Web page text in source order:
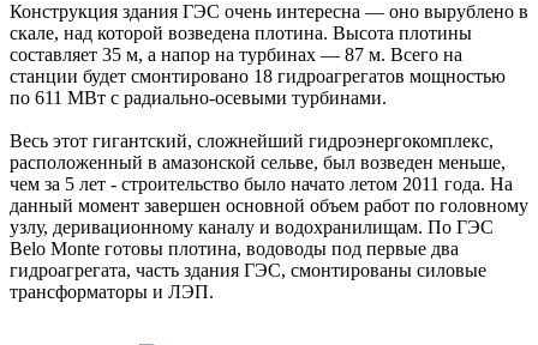
Конструкция здания ГЭС очень интересна — оно вырублено в
скале, над которой возведена плотина. Высота плотины
составляет 35 м, а напор на турбинах — 87 м. Всего на
станции будет смонтировано 18 гидроагрегатов мощностью
по 611 МВт с радиально-осевыми турбинами.
Весь этот гигантский, сложнейший гидроэнергокомплекс,
расположенный в амазонской сельве, был возведен меньше,
чем за 5 лет - строительство было начато летом 2011 года. На
данный момент завершен основной объем работ по головному
узлу, деривационному каналу и водохранилищам. По ГЭС
Belo Monte готовы плотина, водоводы под первые два
гидроагрегата, часть здания ГЭС, смонтированы силовые
трансформаторы и ЛЭП.